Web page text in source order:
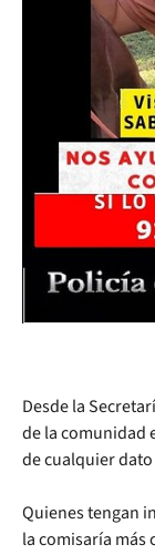
Desde la
de la comunidad
de cualquier
Quienes tengan
la comisaría más